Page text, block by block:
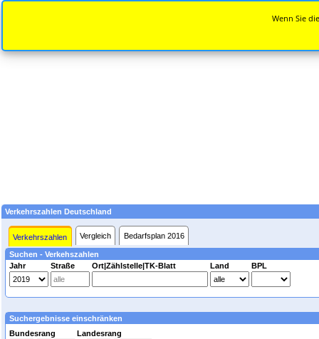
Verkehrszahlen Deutschland
Verkehrszahlen Vergleich Bedarfsplan 2016
Suchen - Verkehszahlen
Jahr
Straße Ort|Zählstelle|TK-Blatt Land BPL
Suchergebnisse einschränken
Bundesrang Landesrang
Wenn Sie